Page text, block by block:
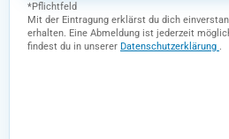
*Pflichtfeld
Mit der Eintragung erklärst du dich
erhalten. Eine Abmeldung ist jederzeit
findest du in unserer Datenschutzerklärung .